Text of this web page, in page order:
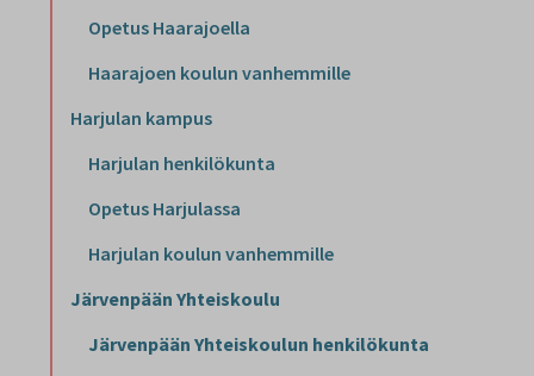
Opetus Haarajoella
Haarajoen koulun vanhemmille
Harjulan kampus
Harjulan henkilökunta
Opetus Harjulassa
Harjulan koulun vanhemmille
Järvenpään Yhteiskoulu
Järvenpään Yhteiskoulun henkilökunta